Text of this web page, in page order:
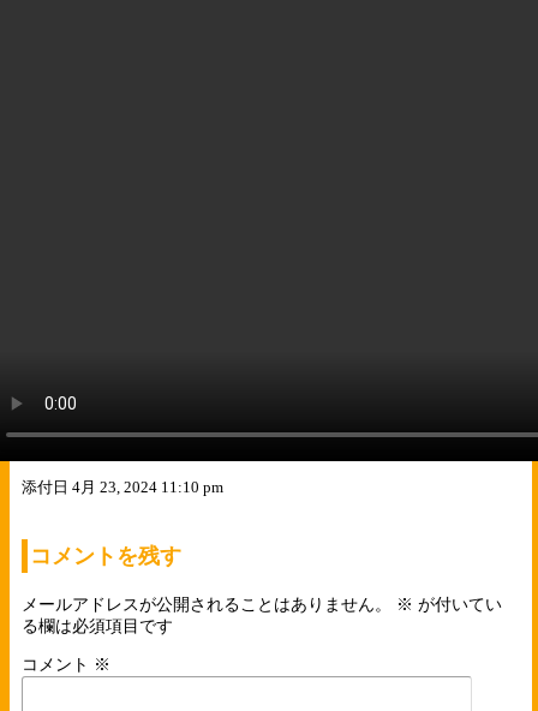
添付日 4月 23, 2024 11:10 pm
コメントを残す
メールアドレスが公開されることはありません。 ※ が付いてい
る欄は必須項目です
コメント ※